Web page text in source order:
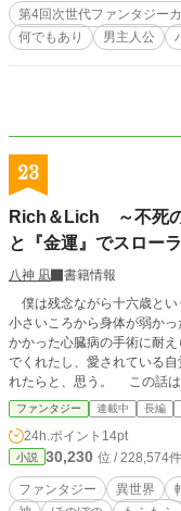
第4回次世代ファンタジー
何でもあり
男主人公
23
Rich＆Lich ～不死の
と『金運』でスロー
八神 凪
書籍情報
僕は残念ながら十六歳と
小さいころから身体が弱か
かかった心臓病の手術に耐
でくれたし、愛されている
れたらと、思う。 この話はここで終わり。僕の人生に幕が下りただけ……そ
う思っていたんだけど―― 『抽選の結果あなたを別世界へ移送します♪』 ―
―ゆるふわ系の女神と名乗る
異世界転生をすることにな
欲しいと僕はひとつだけ叶えてくれる願
しい」 『はあい、わかりましたぁ♪』 そして僕は異世
――
ファンタジー 連載中 長編
24h.ポイント 14pt
小説 30,230 位 / 228,574件
ファンタジー 異世界